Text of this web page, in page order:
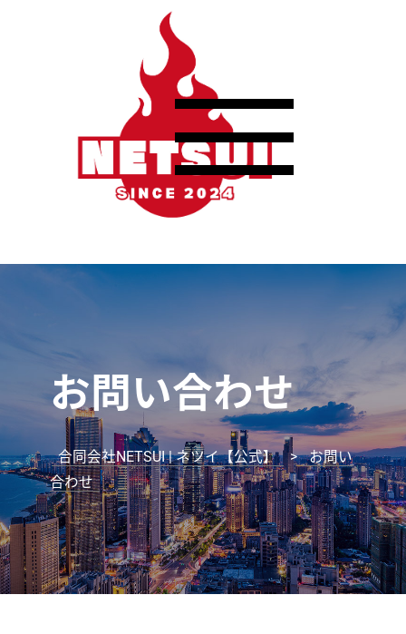
お問い合わせ
合同会社NETSUI | ネツイ【公式】 > お問い
合わせ